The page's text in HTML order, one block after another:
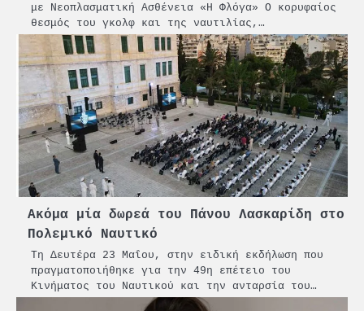
με Νεοπλασματική Ασθένεια «Η Φλόγα» Ο κορυφαίος
θεσμός του γκολφ και της ναυτιλίας,…
Ακόμα μία δωρεά του Πάνου Λασκαρίδη στο
Πολεμικό Ναυτικό
Τη Δευτέρα 23 Μαΐου, στην ειδική εκδήλωση που
πραγματοποιήθηκε για την 49η επέτειο του
Κινήματος του Ναυτικού και την ανταρσία του…